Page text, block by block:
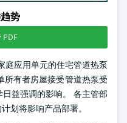
势
庭应用单元的住宅管道热泵
所有者房屋接受管道热泵受
益强调的影响。 各主管部
划将影响产品部署。